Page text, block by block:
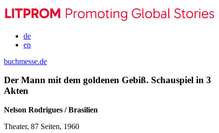
de
en
buchmesse.de
Der Mann mit dem goldenen Gebiß. Schauspiel in 3
Akten
Nelson Rodrigues / Brasilien
Theater, 87 Seiten, 1960